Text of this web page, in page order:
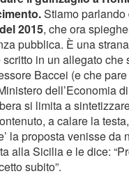
Stiamo
2015, che ora
pubblica. È una
in un allegato che
Baccei (e che
dell’Economia
si limita a
a calare la
la proposta venisse da
alla Sicilia e le dice:
subito”.